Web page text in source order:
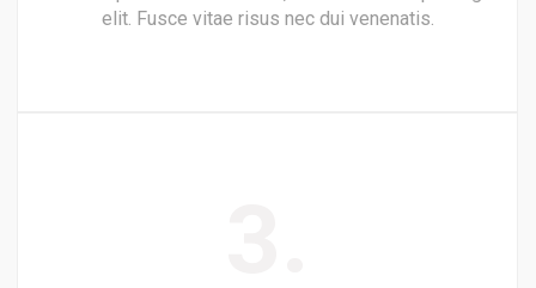
elit. Fusce vitae risus nec dui venenatis.